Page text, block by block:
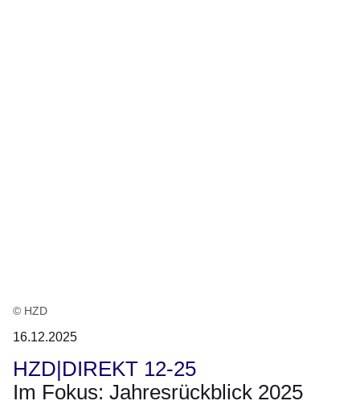
© HZD
16.12.2025
HZD|DIREKT 12-25
Im Fokus: Jahresrückblick 2025